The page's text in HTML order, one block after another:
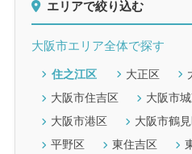
エリアで絞り込む
大阪市エリア全体で探す
住之江区 大正区
大阪市住吉区
大阪市
大阪市港区
大阪市鶴見
平野区
東住吉区